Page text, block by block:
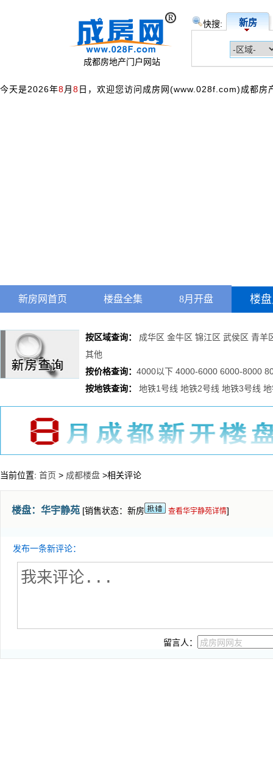
成都房地产门户网站
快搜: 新房
今天是2026年8月 8 日，欢迎您访问成房网(www.028f.com)成都房
新房网首页 楼盘全集 8月开盘 楼
按区域查询： 成华区 金牛区 锦江区 武侯区 青羊
其他
按价格查询： 4000以下 4000-6000 6000-8000
按地铁查询：
地铁1号线 地铁2号线 地铁3号线
当前位置: 首页 > 成都楼盘 >相关评论
楼盘： 华宇静苑 [销售状态：新房 查看华宇静苑详情]
发布一条新评论：
留言人：